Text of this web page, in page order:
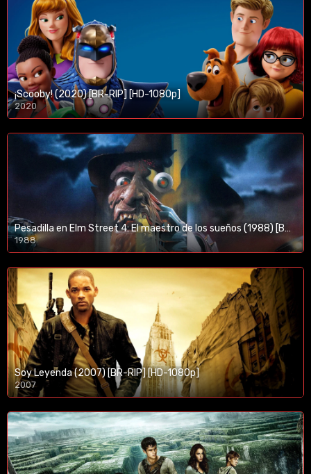
¡Scooby! (2020) [BR-RIP] [HD-1080p]
2020
1080p/720p
Pesadilla en Elm Street 4: El maestro de los sueños (1988) [BR-RIP] [HD-1080p]
1988
Soy Leyenda (2007) [BR-RIP] [HD-1080p]
2007
1080p/720p